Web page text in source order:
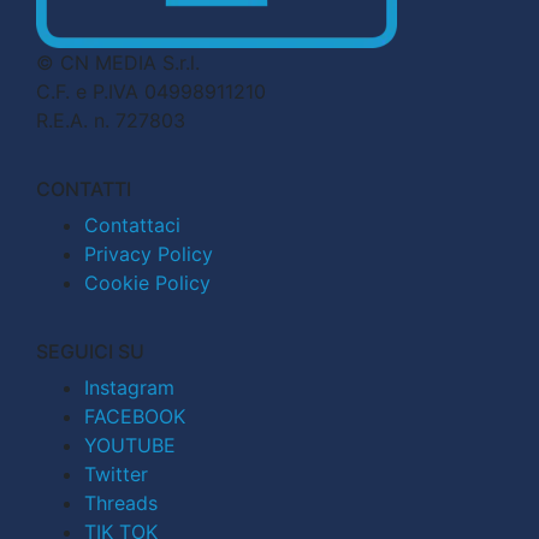
© CN MEDIA S.r.l.
C.F. e P.IVA 04998911210
R.E.A. n. 727803
CONTATTI
Contattaci
Privacy Policy
Cookie Policy
SEGUICI SU
Instagram
FACEBOOK
YOUTUBE
Twitter
Threads
TIK TOK